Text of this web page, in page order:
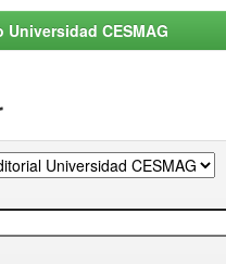
Universidad CESMAG